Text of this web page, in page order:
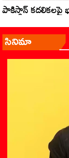
పాకిస్థాన్‌ కదలికలపై
సినిమా